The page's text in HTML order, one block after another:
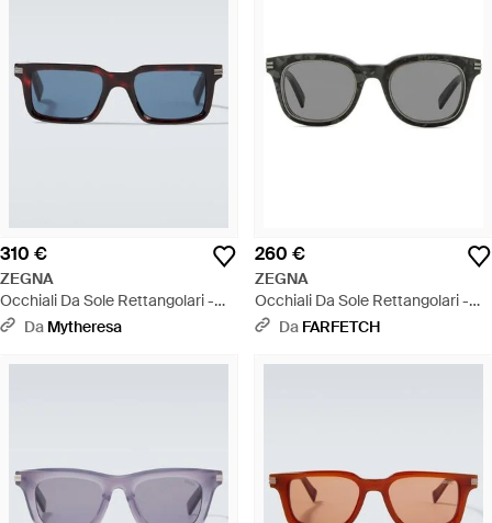
310 €
ZEGNA
Occhiali Da Sole Rettangolari -
Blu Da Mytheresa
260 €
ZEGNA
Occhiali Da Sole Rettangolari -
Grigio
Da FARFETCH